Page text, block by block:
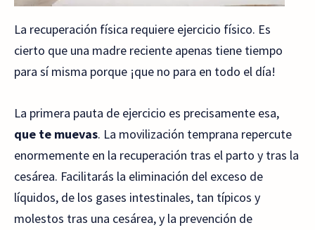
La recuperación física requiere ejercicio físico. Es
cierto que una madre reciente apenas tiene tiempo
para sí misma porque ¡que no para en todo el día!
La primera pauta de ejercicio es precisamente esa,
que te muevas. La movilización temprana repercute
enormemente en la recuperación tras el parto y tras la
cesárea. Facilitarás la eliminación del exceso de
líquidos, de los gases intestinales, tan típicos y
molestos tras una cesárea, y la prevención de